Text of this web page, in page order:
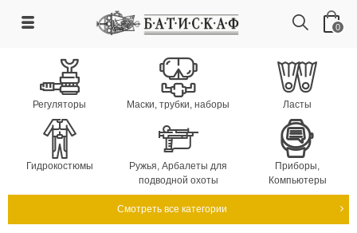
0
Регуляторы Маски, трубки, наборы Ласты
Гидрокостюмы
Ружья, Арбалеты для
подводной охоты
Приборы,
Компьютеры
Смотреть все категории